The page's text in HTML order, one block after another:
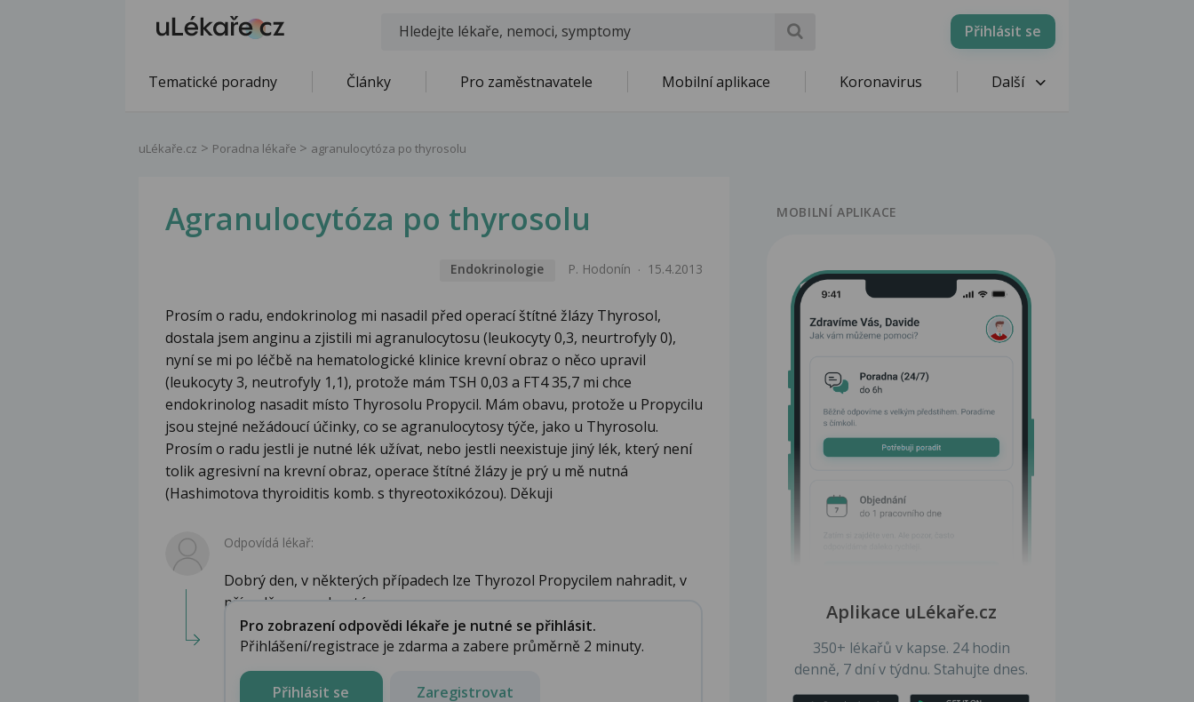
Přihlásit se
Tematické poradny Články Pro zaměstnavatele Mobilní aplikace Koronavirus Další
uLékaře.cz Poradna lékaře agranulocytóza po thyrosolu
Agranulocytóza po thyrosolu
Endokrinologie P. Hodonín 15.4.2013
Prosím o radu, endokrinolog mi nasadil před operací štítné žlázy Thyrosol,
dostala jsem anginu a zjistili mi agranulocytosu (leukocyty 0,3, neurtrofyly 0),
nyní se mi po léčbě na hematologické klinice krevní obraz o něco upravil
(leukocyty 3, neutrofyly 1,1), protože mám TSH 0,03 a FT4 35,7 mi chce
endokrinolog nasadit místo Thyrosolu Propycil. Mám obavu, protože u Propycilu
jsou stejné nežádoucí účinky, co se agranulocytosy týče, jako u Thyrosolu.
Prosím o radu jestli je nutné lék užívat, nebo jestli neexistuje jiný lék, který není
tolik agresivní na krevní obraz, operace štítné žlázy je prý u mě nutná
(Hashimotova thyroiditis komb. s thyreotoxikózou). Děkuji
Odpovídá lékař:
Dobrý den, v některých případech lze Thyrozol Propycilem nahradit, v
případě agranulocytózy...
Pro zobrazení odpovědi lékaře je nutné se přihlásit.
Přihlášení/registrace je zdarma a zabere průměrně 2 minuty.
Přihlásit se Zaregistrovat
MOBILNÍ APLIKACE
Aplikace uLékaře.cz
350+ lékařů v kapse. 24 hodin
denně, 7 dní v týdnu. Stahujte dnes.